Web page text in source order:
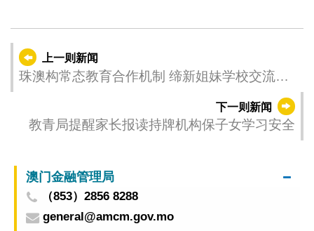
上一则新闻
珠澳构常态教育合作机制 缔新姐妹学校交流体
下一则新闻
教青局提醒家长报读持牌机构保子女学习安全
澳门金融管理局
（853）2856 8288
general@amcm.gov.mo